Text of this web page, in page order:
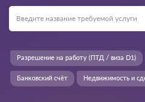
Разрешение на работу (ПТД / виза D1)
Банковский счёт Недвижимость и